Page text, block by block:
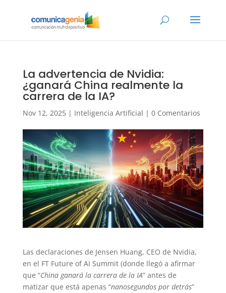
La advertencia de Nvidia:
¿ganará China realmente la
carrera de la IA?
Nov 12, 2025| Inteligencia Artificial | 0 Comentarios
Las declaraciones de Jensen Huang, CEO de Nvidia,
en el FT Future of AI Summit (donde llegó a afirmar
que “China ganará la carrera de la IA” antes de
matizar que está apenas “nanosegundos por detrás”